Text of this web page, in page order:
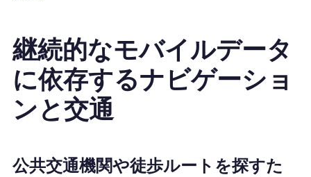
継続的なモバイルデータ
に依存するナビゲーショ
ンと交通
公共交通機関や徒歩ルートを探すた